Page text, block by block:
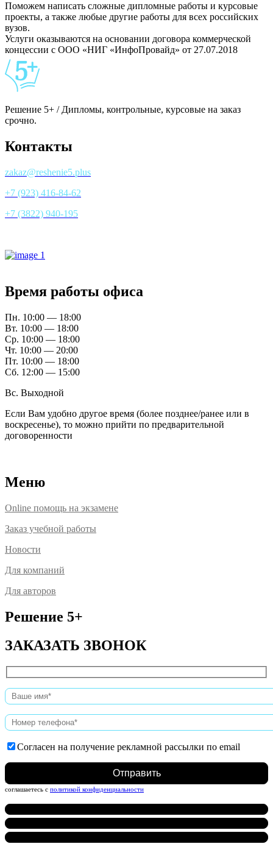
Поможем написать сложные дипломные работы и курсовые
проекты, а также любые другие работы для всех российских
вузов.
Услуги оказываются на основании договора коммерческой
концессии с ООО «НИГ «ИнфоПровайд» от 27.07.2018
Решение 5+ / Дипломы, контрольные, курсовые на заказ
срочно.
Контакты
zakaz@reshenie5.plus
+7 (923) 416-84-62
+7 (3822) 940-195
Время работы офиса
Пн. 10:00 — 18:00
Вт. 10:00 — 18:00
Ср. 10:00 — 18:00
Чт. 10:00 — 20:00
Пт. 10:00 — 18:00
Сб. 12:00 — 15:00
Вс. Выходной
Если Вам удобно другое время (более позднее/ранее или в
воскресенье), то можно прийти по предварительной
договоренности
Меню
Online помощь на экзамене
Заказ учебной работы
Новости
Для компаний
Для авторов
Решение 5+
ЗАКАЗАТЬ ЗВОНОК
Согласен на получение рекламной рассылки по email
Нажимая на кнопку, вы даете согласие на обработку персональных данных и
соглашаетесь c политикой конфиденциальности